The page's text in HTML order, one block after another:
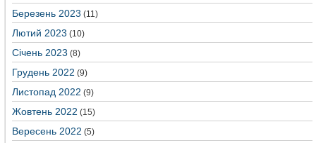
Березень 2023 (11)
Лютий 2023 (10)
Січень 2023 (8)
Грудень 2022 (9)
Листопад 2022 (9)
Жовтень 2022 (15)
Вересень 2022 (5)